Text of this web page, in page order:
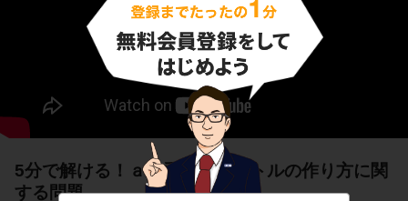
5分で解ける！ａに垂直なベクトルの作り方に関
する問題